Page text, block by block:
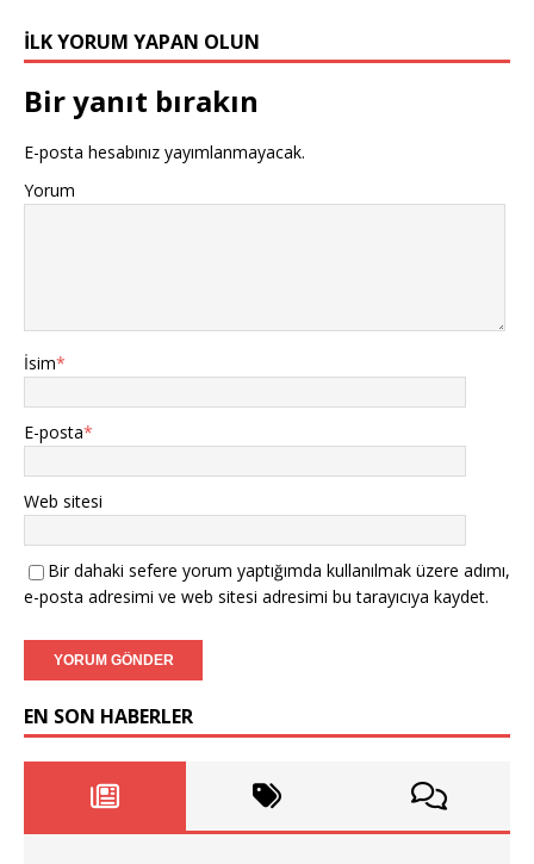
İLK YORUM YAPAN OLUN
Bir yanıt bırakın
E-posta hesabınız yayımlanmayacak.
Yorum
İsim*
E-posta*
Web sitesi
Bir dahaki sefere yorum yaptığımda kullanılmak üzere adımı,
e-posta adresimi ve web sitesi adresimi bu tarayıcıya kaydet.
EN SON HABERLER